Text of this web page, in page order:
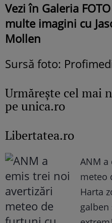
Vezi în Galeria
multe imagini cu
Mollen
Sursă foto:
Urmăreşte cel mai
pe unica.ro
Libertatea.ro
ANM
meteo
Harta